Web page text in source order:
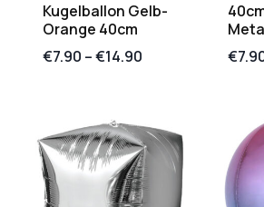
Kugelballon Gelb-
Orange 40cm
€7.90 –€14.90
€